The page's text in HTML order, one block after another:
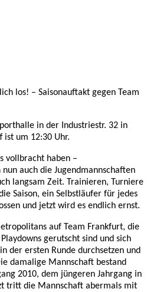
los! – Saisonauftakt gegen Team
in der Industriestr. 32 in
ist um 12:30 Uhr.
vollbracht haben –
nun auch die Jugendmannschaften
langsam Zeit. Trainieren, Turniere
Saison, ein Selbstläufer für jedes
und jetzt wird es endlich ernst.
auf Team Frankfurt, die
gerutscht sind und sich
der ersten Runde durchsetzen und
damalige Mannschaft bestand
2010, dem jüngeren Jahrgang in
tritt die Mannschaft abermals mit